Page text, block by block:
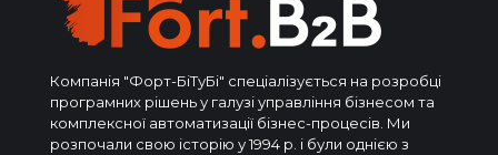
Компанія "Форт-БіТуБі" спеціалізується на розробці
програмних рішень у галузі управління бізнесом та
комплексної автоматизації бізнес-процесів. Ми
розпочали свою історію у 1994 р. і були однією з